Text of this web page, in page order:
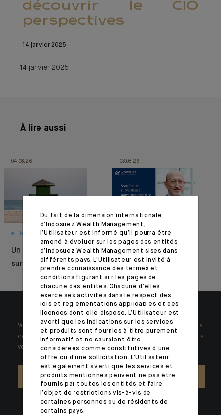
découvrir le CIO
perspectives
14 janvier 2025
14 janvier 2025
À lire aussi
04.08.26
MONTHLY HOUSE VIEW
Un été sous
surveillance
03.08.26
MARKET VIEWS
Résilience sous
pression
Votre patrimoine est unique et requiert des réponses spécifiques à
des problématiques singulières. Jour après jour, nos experts sont à
votre écoute.
NOUS CONTACTER
Du fait de la dimension internationale
d’Indosuez Wealth Management,
l’Utilisateur est informé qu’il pourra être
amené à évoluer sur les pages des entités
d’Indosuez Wealth Management sises dans
différents pays. L’Utilisateur est invité à
prendre connaissance des termes et
conditions figurant sur les pages de
chacune des entités. Chacune d’elles
exerce ses activités dans le respect des
lois et réglementations applicables et des
licences dont elle dispose. L’Utilisateur est
averti que les indications sur les services
et produits sont fournies à titre purement
informatif et ne sauraient être
considérées comme constitutives d’une
offre ou d’une sollicitation. L’Utilisateur
est également averti que les services et
produits mentionnés peuvent ne pas être
fournis par toutes les entités et faire
l’objet de restrictions vis-à-vis de
certaines personnes ou de résidents de
certains pays.